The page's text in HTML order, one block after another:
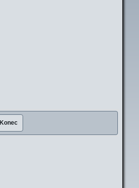
Konec